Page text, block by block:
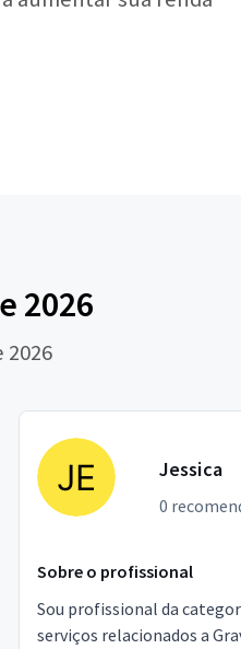
2026
2026
Jessica
0
Sobre o profissional
Sou profissional da
serviços relacionados a